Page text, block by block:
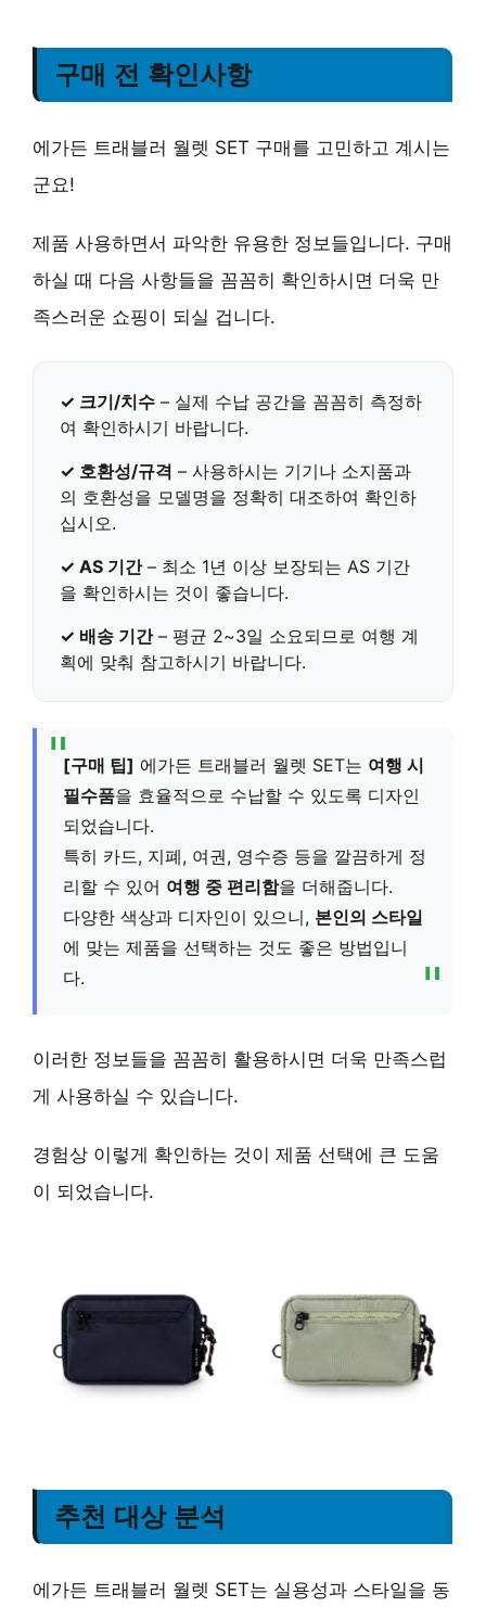
구매 전 확인사항
에가든 트래블러 월렛 SET 구매를 고민하고 계시는
군요!
제품 사용하면서 파악한 유용한 정보들입니다. 구매
하실 때 다음 사항들을 꼼꼼히 확인하시면 더욱 만
족스러운 쇼핑이 되실 겁니다.
✓ 크기/치수 – 실제 수납 공간을 꼼꼼히 측정하
여 확인하시기 바랍니다.
✓ 호환성/규격 – 사용하시는 기기나 소지품과
의 호환성을 모델명을 정확히 대조하여 확인하
십시오.
✓ AS 기간– 최소 1년 이상 보장되는 AS 기간
을 확인하시는 것이 좋습니다.
✓ 배송 기간– 평균 2~3일 소요되므로 여행 계
획에 맞춰 참고하시기 바랍니다.
[구매 팁] 에가든 트래블러 월렛 SET는 여행 시
필수품을 효율적으로 수납할 수 있도록 디자인
되었습니다.
특히 카드, 지폐, 여권, 영수증 등을 깔끔하게 정
리할 수 있어 여행 중 편리함을 더해줍니다.
다양한 색상과 디자인이 있으니, 본인의 스타일
에 맞는 제품을 선택하는 것도 좋은 방법입니
다.
이러한 정보들을 꼼꼼히 활용하시면 더욱 만족스럽
게 사용하실 수 있습니다.
경험상 이렇게 확인하는 것이 제품 선택에 큰 도움
이 되었습니다.
추천 대상 분석
에가든 트래블러 월렛 SET는 실용성과 스타일을 동